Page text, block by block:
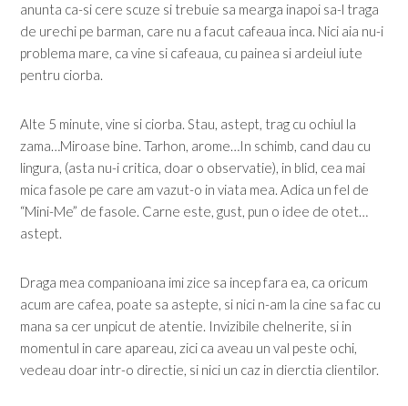
anunta ca-si cere scuze si trebuie sa mearga inapoi sa-l traga
de urechi pe barman, care nu a facut cafeaua inca. Nici aia nu-i
problema mare, ca vine si cafeaua, cu painea si ardeiul iute
pentru ciorba.
Alte 5 minute, vine si ciorba. Stau, astept, trag cu ochiul la
zama…Miroase bine. Tarhon, arome…In schimb, cand dau cu
lingura, (asta nu-i critica, doar o observatie), in blid, cea mai
mica fasole pe care am vazut-o in viata mea. Adica un fel de
“Mini-Me” de fasole. Carne este, gust, pun o idee de otet…
astept.
Draga mea companioana imi zice sa incep fara ea, ca oricum
acum are cafea, poate sa astepte, si nici n-am la cine sa fac cu
mana sa cer unpicut de atentie. Invizibile chelnerite, si in
momentul in care apareau, zici ca aveau un val peste ochi,
vedeau doar intr-o directie, si nici un caz in dierctia clientilor.